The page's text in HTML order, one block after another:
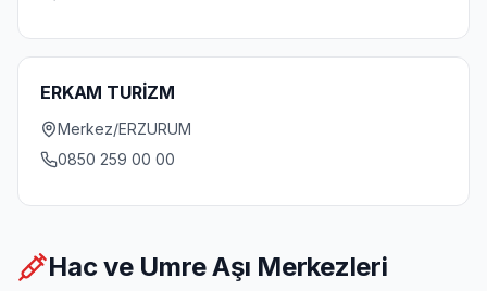
ERKAM TURİZM
Merkez/ERZURUM
0850 259 00 00
Hac ve Umre Aşı Merkezleri